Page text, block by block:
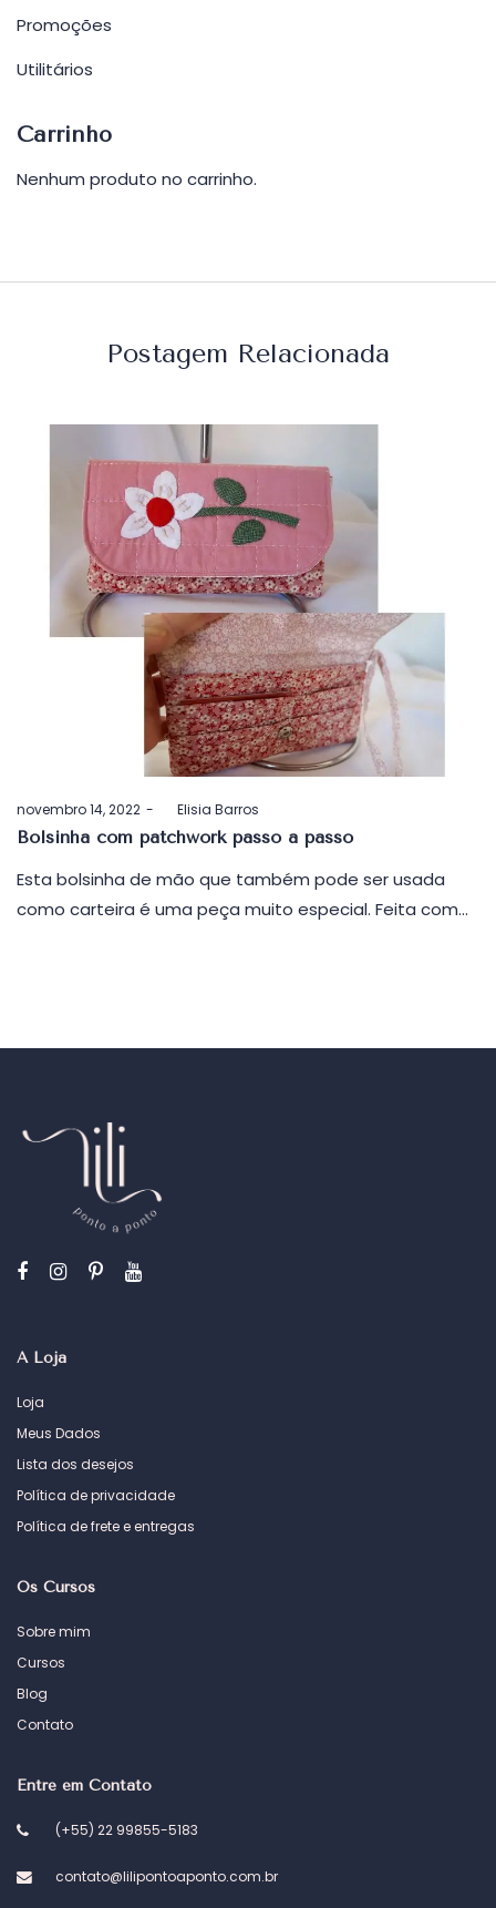
Promoções
Utilitários
Carrinho
Nenhum produto no carrinho.
Postagem Relacionada
Postado
em
novembro 14, 2022 byElisia Barros
Bolsinha com patchwork passo a passo
Esta bolsinha de mão que também pode ser usada
como carteira é uma peça muito especial. Feita com…
A Loja
Loja
Meus Dados
Lista dos desejos
Política de privacidade
Política de frete e entregas
Os Cursos
Sobre mim
Cursos
Blog
Contato
Entre em Contato
(+55) 22 99855-5183
contato@lilipontoaponto.com.br